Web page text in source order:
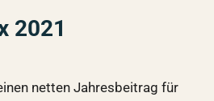
2021
netten Jahresbeitrag für